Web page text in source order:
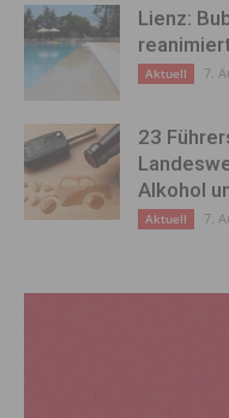
Lienz:
Aktuell 7.
23
Alkohol
Aktuell 7.